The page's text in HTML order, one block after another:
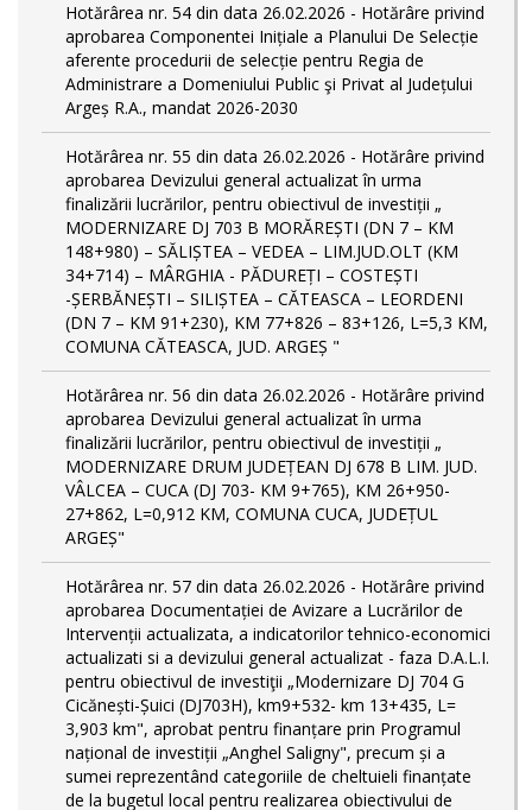
Hotărârea nr. 54 din data 26.02.2026 - Hotărâre privind
aprobarea Componentei Inițiale a Planului De Selecție
aferente procedurii de selecție pentru Regia de
Administrare a Domeniului Public şi Privat al Județului
Argeș R.A., mandat 2026-2030
Hotărârea nr. 55 din data 26.02.2026 - Hotărâre privind
aprobarea Devizului general actualizat în urma
finalizării lucrărilor, pentru obiectivul de investiții „
MODERNIZARE DJ 703 B MORĂREȘTI (DN 7 – KM
148+980) – SĂLIȘTEA – VEDEA – LIM.JUD.OLT (KM
34+714) – MÂRGHIA - PĂDUREȚI – COSTEȘTI
-ȘERBĂNEȘTI – SILIȘTEA – CĂTEASCA – LEORDENI
(DN 7 – KM 91+230), KM 77+826 – 83+126, L=5,3 KM,
COMUNA CĂTEASCA, JUD. ARGEȘ "
Hotărârea nr. 56 din data 26.02.2026 - Hotărâre privind
aprobarea Devizului general actualizat în urma
finalizării lucrărilor, pentru obiectivul de investiții „
MODERNIZARE DRUM JUDEȚEAN DJ 678 B LIM. JUD.
VÂLCEA – CUCA (DJ 703- KM 9+765), KM 26+950-
27+862, L=0,912 KM, COMUNA CUCA, JUDEȚUL
ARGEȘ"
Hotărârea nr. 57 din data 26.02.2026 - Hotărâre privind
aprobarea Documentației de Avizare a Lucrărilor de
Intervenții actualizata, a indicatorilor tehnico-economici
actualizati si a devizului general actualizat - faza D.A.L.I.
pentru obiectivul de investiţii „Modernizare DJ 704 G
Cicănești-Șuici (DJ703H), km9+532- km 13+435, L=
3,903 km", aprobat pentru finanțare prin Programul
național de investiții „Anghel Saligny", precum și a
sumei reprezentând categoriile de cheltuieli finanțate
de la bugetul local pentru realizarea obiectivului de